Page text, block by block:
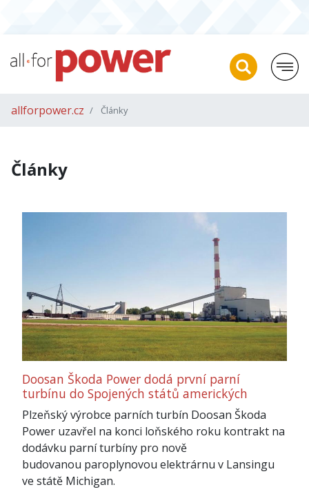
allforpower.cz Články
Články
Doosan Škoda Power dodá první parní
turbínu do Spojených států amerických
Plzeňský výrobce parních turbín Doosan Škoda
Power uzavřel na konci loňského roku kontrakt na
dodávku parní turbíny pro nově
budovanou paroplynovou elektrárnu v Lansingu
ve státě Michigan.